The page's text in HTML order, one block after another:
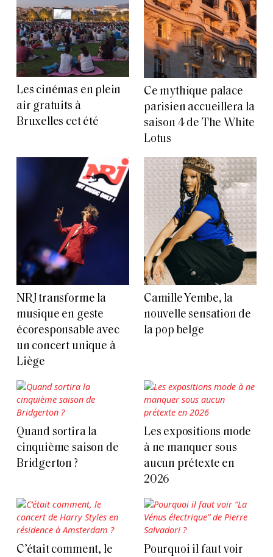
Les cinémas en plein
air gratuits à
Bruxelles cet été
Ce mythique palace
parisien accueillera la
saison 4 de The White
Lotus
NRJ transforme la
musique en geste
écoresponsable avec
un concert unique à
Liège
Camille Yembe, la
nouvelle sensation de
la pop belge
Quand sortira la
cinquième saison de
Bridgerton ?
Les expositions mode
à ne manquer sous
aucun prétexte en
2026
C’était comment, le
Pourquoi il faut voir